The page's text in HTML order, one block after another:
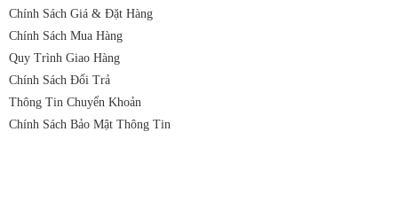
Chính Sách Giá & Đặt Hàng
Chính Sách Mua Hàng
Quy Trình Giao Hàng
Chính Sách Đổi Trả
Thông Tin Chuyển Khoản
Chính Sách Bảo Mật Thông Tin